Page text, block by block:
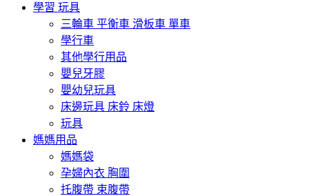
學習 玩具
三輪車 平衡車 滑板車 單車
學行車
其他學行用品
嬰兒牙膠
嬰幼兒玩具
床邊玩具 床鈴 床燈
玩具
媽媽用品
媽媽袋
孕婦內衣 胸圍
托腹帶 束腹帶